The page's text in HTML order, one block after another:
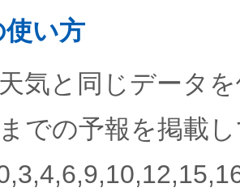
い方
気と同じデータ
での予報を掲載